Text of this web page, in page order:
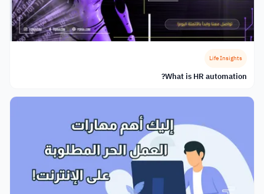
Life Insights
What is HR automation?